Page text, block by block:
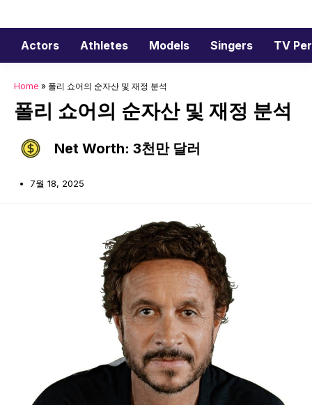
to
contentActors Athletes Models Singers TV
Home » 폴리 쇼어의 순자산 및 재정 분석
폴리 쇼어의 순자산 및 재정 분석
Net Worth: 3천만 달러
7월 18, 2025